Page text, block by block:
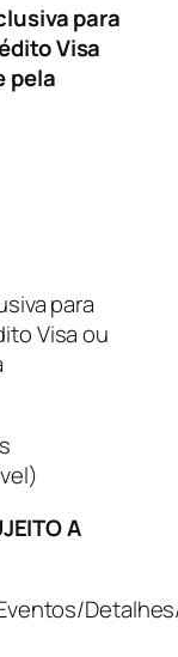
para
Visa
pela
para
Visa ou
A